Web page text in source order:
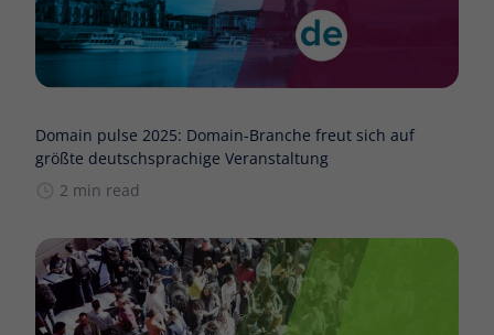
Domain pulse 2025: Domain-Branche freut sich auf
größte deutschsprachige Veranstaltung
2 min read